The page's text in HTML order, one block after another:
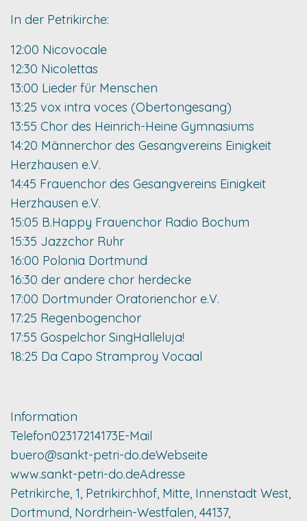
In der Petrikirche:
12:00 Nicovocale
12:30 Nicolettas
13:00 Lieder für Menschen
13:25 vox intra voces (Obertongesang)
13:55 Chor des Heinrich-Heine Gymnasiums
14:20 Männerchor des Gesangvereins Einigkeit
Herzhausen e.V.
14:45 Frauenchor des Gesangvereins Einigkeit
Herzhausen e.V.
15:05 B.Happy Frauenchor Radio Bochum
15:35 Jazzchor Ruhr
16:00 Polonia Dortmund
16:30 der andere chor herdecke
17:00 Dortmunder Oratorienchor e.V.
17:25 Regenbogenchor
17:55 Gospelchor SingHalleluja!
18:25 Da Capo Stramproy Vocaal
Information
Telefon02317214173E-Mail
buero@sankt-petri-do.deWebseite
www.sankt-petri-do.deAdresse
Petrikirche, 1, Petrikirchhof, Mitte, Innenstadt West,
Dortmund, Nordrhein-Westfalen, 44137,